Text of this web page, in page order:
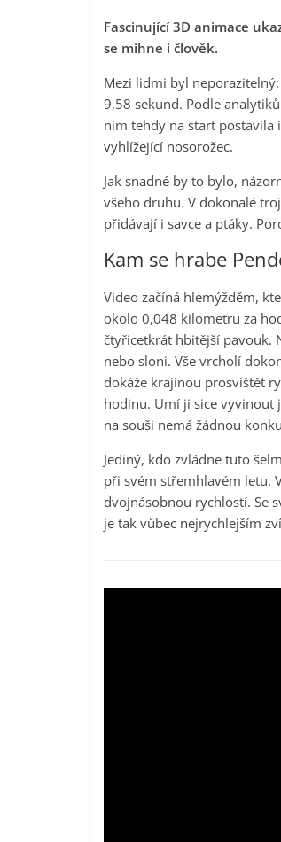
Fascinující 3D animace
se mihne i člověk.
Mezi lidmi byl
9,58 sekund. Podle
ním tehdy na start postavila
vyhlížející nosorožec.
Jak snadné by to bylo,
všeho druhu. V dokonalé
přidávají i savce a ptáky.
Kam se hrabe
Video začíná hlemýžděm,
okolo 0,048 kilometru za
čtyřicetkrát hbitější pavouk.
nebo sloni. Vše vrcholí
dokáže krajinou prosvištět
hodinu. Umí ji sice vyvinout
na souši nemá žádnou
Jediný, kdo zvládne tuto
při svém střemhlavém letu.
dvojnásobnou rychlostí. Se
je tak vůbec nejrychlejším